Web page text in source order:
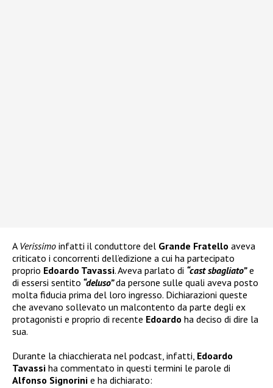
A Verissimo infatti il conduttore del Grande Fratello aveva
criticato i concorrenti dell’edizione a cui ha partecipato
proprio Edoardo Tavassi. Aveva parlato di “cast sbagliato”e
di essersi sentito “deluso”da persone sulle quali aveva posto
molta fiducia prima del loro ingresso. Dichiarazioni queste
che avevano sollevato un malcontento da parte degli ex
protagonisti e proprio di recente Edoardo ha deciso di dire la
sua.
Durante la chiacchierata nel podcast, infatti, Edoardo
Tavassi ha commentato in questi termini le parole di
Alfonso Signorini e ha dichiarato: